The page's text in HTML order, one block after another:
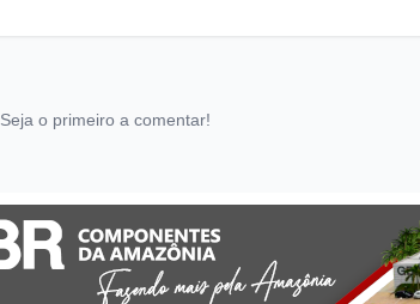
Seja o primeiro a comentar!